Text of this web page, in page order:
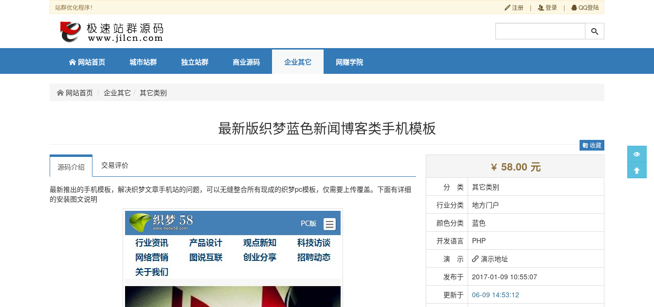
站群优化程序！ 注册 | 登录 | QQ登陆
网站首页 城市站群 独立站群 商业源码 企业其它 网赚学院
网站首页 企业其它 其它类别
最新版织梦蓝色新闻博客类手机模板
收藏
源码介绍 交易评价
最新推出的手机模板，解决织梦文章手机站的问题，可以无缝整合所有现成的织梦pc模板，仅需要上传覆盖。下面有详细
的安装图文说明
￥ 58.00 元
分 类
其它类别
行业分类
地方门户
颜色分类
蓝色
开发语言
PHP
演 示
演示地址
发布于
2017-01-09 10:55:07
更新于
06-09 14:53:12